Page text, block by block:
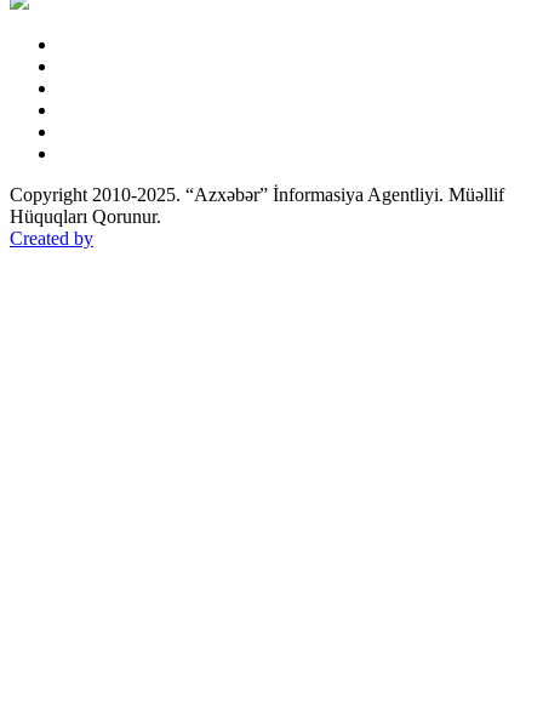
Copyright 2010-2025. “Azxəbər” İnformasiya Agentliyi. Müəllif
Hüquqları Qorunur.
Created by